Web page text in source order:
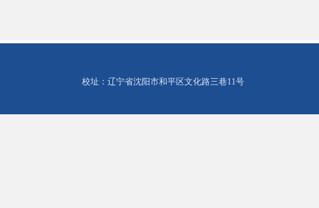
校址：辽宁省沈阳市和平区文化路三巷11号